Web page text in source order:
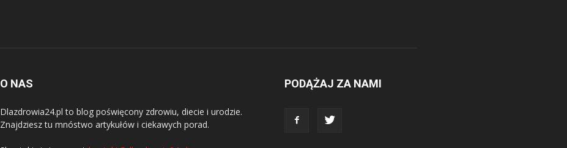
O NAS
Dlazdrowia24.pl to blog poświęcony zdrowiu, diecie i urodzie.
Znajdziesz tu mnóstwo artykułów i ciekawych porad.
PODĄŻAJ ZA NAMI